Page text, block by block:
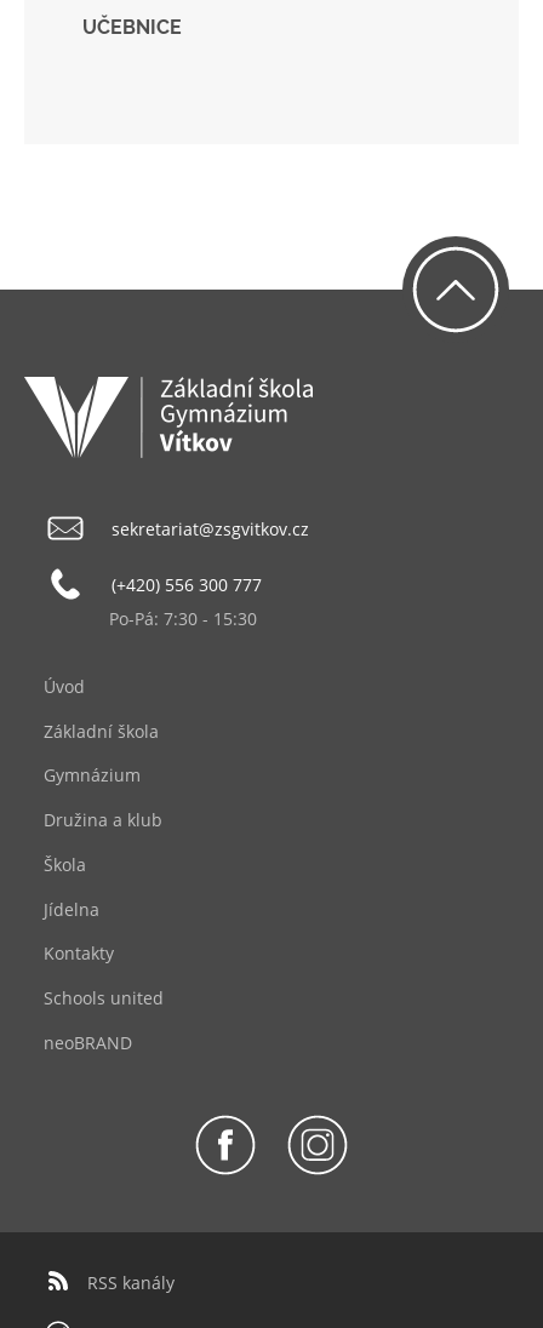
UČEBNICE
sekretariat@zsgvitkov.cz
(+420) 556 300 777
Po-Pá: 7:30 - 15:30
Úvod
Základní škola
Gymnázium
Družina a klub
Škola
Jídelna
Kontakty
Schools united
neoBRAND
RSS kanály